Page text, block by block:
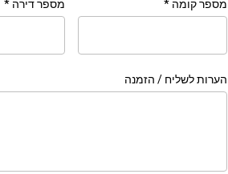
מספר קומה * מספר דירה*
הערות לשליח / הזמנה